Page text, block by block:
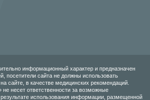
информационный характер и предназначен
посетители сайта не должны использовать
сайте, в качестве медицинских рекомендаций.
несет ответственности за возможные
использования информации, размещенной